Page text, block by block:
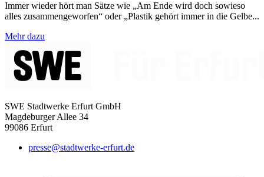
Immer wieder hört man Sätze wie „Am Ende wird doch sowieso
alles zusammengeworfen“ oder „Plastik gehört immer in die Gelbe...
Mehr dazu
SWE Stadtwerke Erfurt GmbH
Magdeburger Allee 34
99086 Erfurt
presse@stadtwerke-erfurt.de